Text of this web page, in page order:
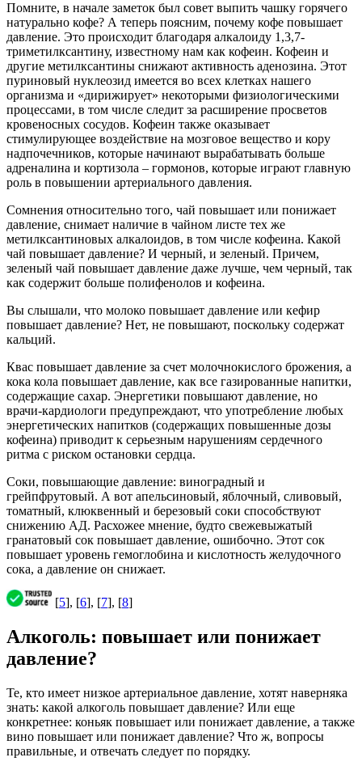
Помните, в начале заметок был совет выпить чашку горячего
натурально кофе? А теперь поясним, почему кофе повышает
давление. Это происходит благодаря алкалоиду 1,3,7-
триметилксантину, известному нам как кофеин. Кофеин и
другие метилксантины снижают активность аденозина. Этот
пуриновый нуклеозид имеется во всех клетках нашего
организма и «дирижирует» некоторыми физиологическими
процессами, в том числе следит за расширение просветов
кровеносных сосудов. Кофеин также оказывает
стимулирующее воздействие на мозговое вещество и кору
надпочечников, которые начинают вырабатывать больше
адреналина и кортизола – гормонов, которые играют главную
роль в повышении артериального давления.
Сомнения относительно того, чай повышает или понижает
давление, снимает наличие в чайном листе тех же
метилксантиновых алкалоидов, в том числе кофеина. Какой
чай повышает давление? И черный, и зеленый. Причем,
зеленый чай повышает давление даже лучше, чем черный, так
как содержит больше полифенолов и кофеина.
Вы слышали, что молоко повышает давление или кефир
повышает давление? Нет, не повышают, поскольку содержат
кальций.
Квас повышает давление за счет молочнокислого брожения, а
кока кола повышает давление, как все газированные напитки,
содержащие сахар. Энергетики повышают давление, но
врачи-кардиологи предупреждают, что употребление любых
энергетических напитков (содержащих повышенные дозы
кофеина) приводит к серьезным нарушениям сердечного
ритма с риском остановки сердца.
Соки, повышающие давление: виноградный и
грейпфрутовый. А вот апельсиновый, яблочный, сливовый,
томатный, клюквенный и березовый соки способствуют
снижению АД. Расхожее мнение, будто свежевыжатый
гранатовый сок повышает давление, ошибочно. Этот сок
повышает уровень гемоглобина и кислотность желудочного
сока, а давление он снижает.
[5], [6], [7], [8]
Алкоголь: повышает или понижает
давление?
Те, кто имеет низкое артериальное давление, хотят наверняка
знать: какой алкоголь повышает давление? Или еще
конкретнее: коньяк повышает или понижает давление, а также
вино повышает или понижает давление? Что ж, вопросы
правильные, и отвечать следует по порядку.